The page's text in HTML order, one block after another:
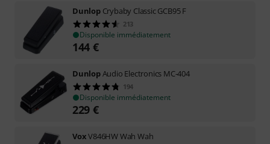
Dunlop Crybaby Classic GCB95 F
213
Disponible immédiatement
144 €
DunlopAudio Electronics MC-404
194
Disponible immédiatement
229 €
VoxV846HW Wah Wah